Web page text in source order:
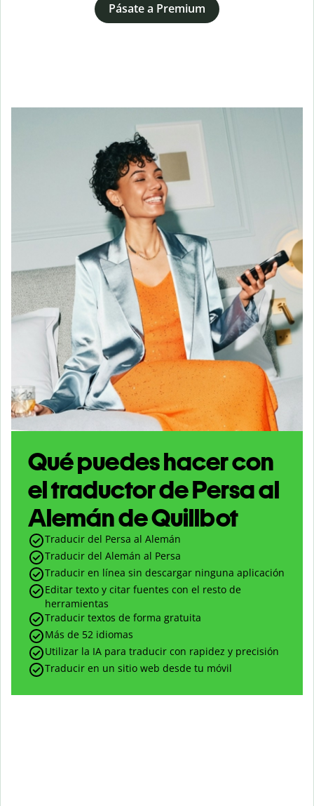
Pásate a Premium
Qué puedes hacer con
el traductor de Persa al
Alemán de Quillbot
Traducir del Persa al Alemán
Traducir del Alemán al Persa
Traducir en línea sin descargar ninguna aplicación
Editar texto y citar fuentes con el resto de
herramientas
Traducir textos de forma gratuita
Más de 52 idiomas
Utilizar la IA para traducir con rapidez y precisión
Traducir en un sitio web desde tu móvil